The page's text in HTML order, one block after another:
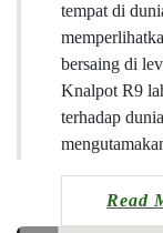
tempat di
bersaing di
Knalpot R9
terhadap
Read